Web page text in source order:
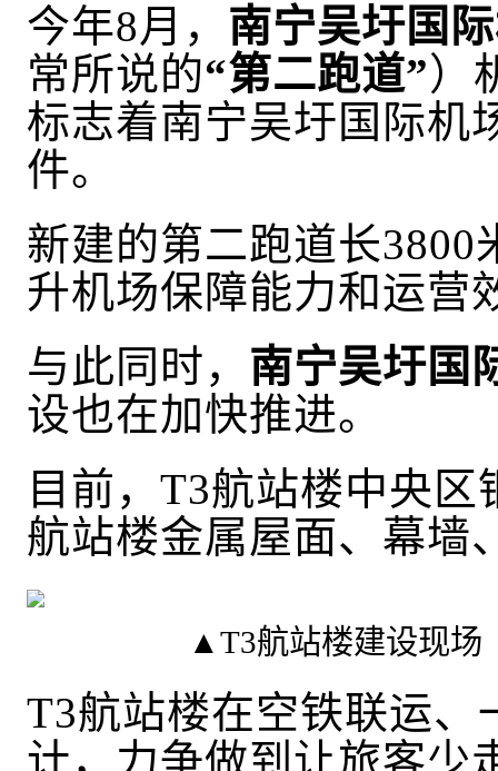
今年8月， 南宁吴圩国
常所说的“第二跑道”）
标志着南宁吴圩国际机
件。
新建的第二跑道长3800
升机场保障能力和运营
与此同时， 南宁吴圩国
设也在加快推进。
目前， T3航站楼中央区
航站楼金属屋面、幕墙
▲T3航站楼建设现场
T3航站楼在空铁联运
计，力争做到让旅客少